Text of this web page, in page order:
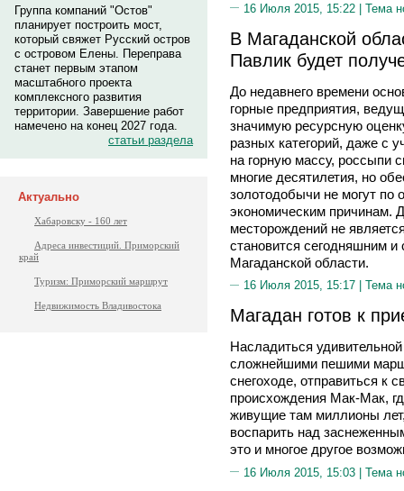
Группа компаний "Остов"
планирует построить мост,
который свяжет Русский остров
с островом Елены. Переправа
станет первым этапом
масштабного проекта
комплексного развития
территории. Завершение работ
намечено на конец 2027 года.
статьи раздела
Актуально
Хабаровску - 160 лет
Адреса инвестиций. Приморский
край
Туризм: Приморский маршрут
Недвижимость Владивостока
16 Июля 2015, 15:22 | Тема
В Магаданской
Павлик будет
До недавнего времени
горные предприятия,
значимую ресурсную
разных категорий, даже с
на горную массу, россыпи
многие десятилетия, но
золотодобычи не могут по
экономическим причинам.
месторождений не
становится сегодняшним
Магаданской области.
16 Июля 2015, 15:17 | Тема
Магадан готов к
Насладиться
сложнейшими пешими
снегоходе, отправиться к
происхождения Мак-Мак,
живущие там миллионы
воспарить над
это и многое другое
16 Июля 2015, 15:03 | Тема